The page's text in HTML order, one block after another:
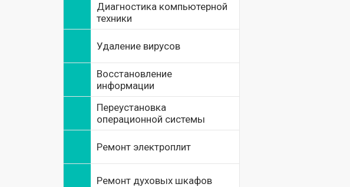
Диагностика компьютерной
техники
Удаление вирусов
Восстановление
информации
Переустановка
операционной системы
Ремонт электроплит
Ремонт духовых шкафов